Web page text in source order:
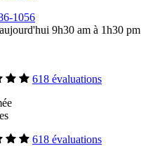
1056
9h30 am à 1h30 pm
618 évaluations
618 évaluations